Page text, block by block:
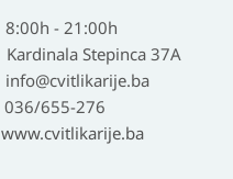
8:00h - 21:00h
Kardinala Stepinca 37A
info@cvitlikarije.ba
036/655-276
www.cvitlikarije.ba